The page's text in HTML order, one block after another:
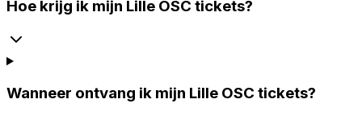
Hoe krijg ik mijn Lille OSC tickets?
Wanneer ontvang ik mijn Lille OSC tickets?